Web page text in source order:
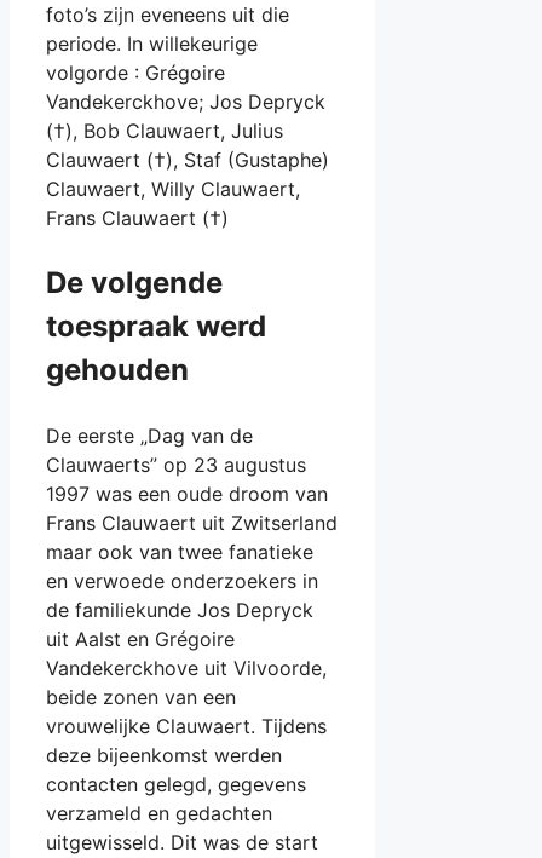
foto’s zijn eveneens uit die
periode. In willekeurige
volgorde : Grégoire
Vandekerckhove; Jos Depryck
(†), Bob Clauwaert, Julius
Clauwaert (†), Staf (Gustaphe)
Clauwaert, Willy Clauwaert,
Frans Clauwaert (†)
De volgende
toespraak werd
gehouden
De eerste „Dag van de
Clauwaerts” op 23 augustus
1997 was een oude droom van
Frans Clauwaert uit Zwitserland
maar ook van twee fanatieke
en verwoede onderzoekers in
de familiekunde Jos Depryck
uit Aalst en Grégoire
Vandekerckhove uit Vilvoorde,
beide zonen van een
vrouwelijke Clauwaert. Tijdens
deze bijeenkomst werden
contacten gelegd, gegevens
verzameld en gedachten
uitgewisseld. Dit was de start